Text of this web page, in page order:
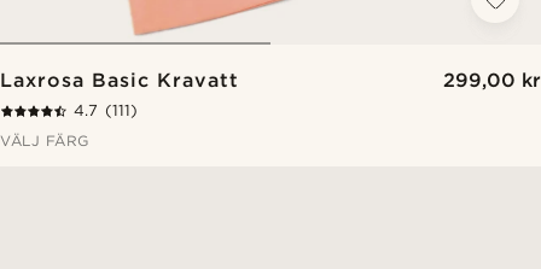
Laxrosa Basic Kravatt 299,00 kr
4.7 (111)
VÄLJ FÄRG